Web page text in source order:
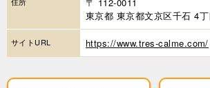
東京都 東京都文京区千石 4
サイトURL https://www.tres-calme.com/